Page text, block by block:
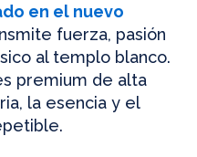
en el nuevo
fuerza, pasión
al templo blanco.
premium de alta
la esencia y el